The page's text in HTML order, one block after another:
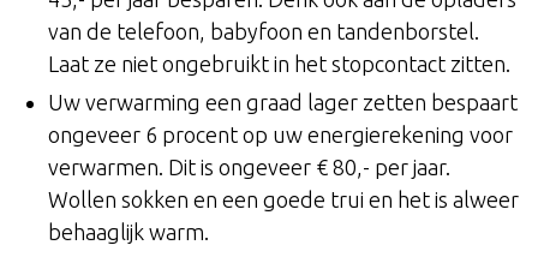
van de telefoon, babyfoon en tandenborstel.
Laat ze niet ongebruikt in het stopcontact zitten.
Uw verwarming een graad lager zetten bespaart
ongeveer 6 procent op uw energierekening voor
verwarmen. Dit is ongeveer € 80,- per jaar.
Wollen sokken en een goede trui en het is alweer
behaaglijk warm.